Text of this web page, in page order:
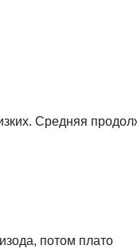
Средняя
потом плато